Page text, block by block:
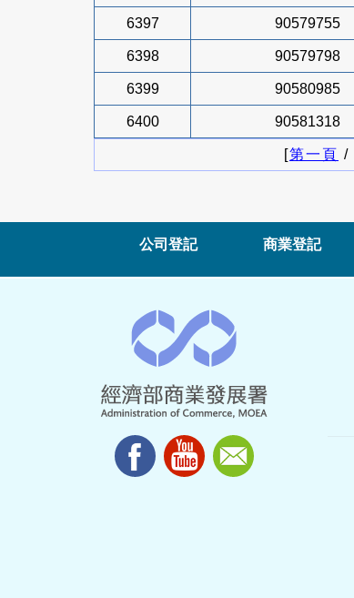
6397 90579755
6398 90579798
6399 90580985
6400 90581318
[第一頁 /
公司登記 商業登記